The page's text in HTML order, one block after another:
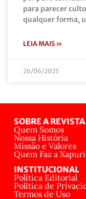
para parecer
qualquer forma,
LEIA MAIS »
26/06/2025
SOBRE A REVISTA
Quem Somos
Nossa História
Missão e Valores
Quem Faz a Xapuri
INSTITUCIONAL
Política Editorial
Política de
Termos de Uso